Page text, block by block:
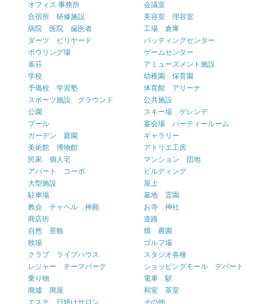
オフィス 事務所
会議室
合宿所 研修施設
美容室 理容室
病院 医院 歯医者
工場 倉庫
ダーツ ビリヤード
バッティングセンター
ボウリング場
ゲームセンター
雀荘
アミューズメント施設
学校
幼稚園 保育園
予備校 学習塾
体育館 アリーナ
スポーツ施設 グラウンド
公共施設
公園
スキー場 ゲレンデ
プール
宴会場 パーティールーム
ガーデン 庭園
ギャラリー
美術館 博物館
アトリエ工房
民家 個人宅
マンション 団地
アパート コーポ
ビルディング
大型施設
屋上
駐車場
墓地 霊園
教会 チャペル 神殿
お寺 神社
商店街
道路
自然 景観
畑 農園
牧場
ゴルフ場
クラブ ライブハウス
スタジオ各種
レジャー テーマパーク
ショッピングモール デパート
乗り物
電車 駅
廃墟 廃屋
和室 茶室